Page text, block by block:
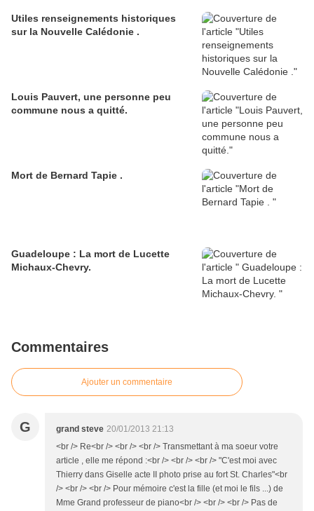
Utiles renseignements historiques
sur la Nouvelle Calédonie .
Louis Pauvert, une personne peu
commune nous a quitté.
Mort de Bernard Tapie .
Guadeloupe : La mort de Lucette
Michaux-Chevry.
Commentaires
Ajouter un commentaire
G grand steve 20/01/2013 21:13
<br /> Re<br /> <br /> <br /> Transmettant à ma soeur votre
article , elle me répond :<br /> <br /> <br /> "C'est moi avec
Thierry dans Giselle acte II photo prise au fort St. Charles"<br
/> <br /> <br /> Pour mémoire c'est la fille (et moi le fils ...) de
Mme Grand professeur de piano<br /> <br /> <br /> Pas de